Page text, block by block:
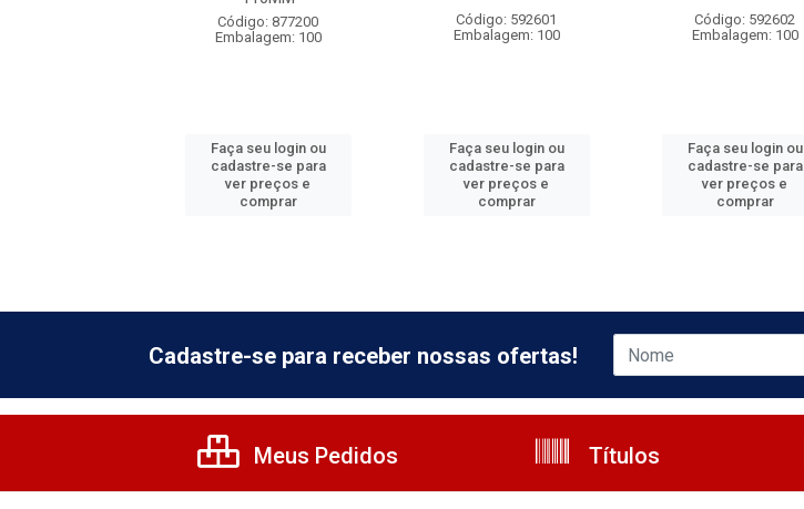
Código: 877200
Embalagem: 100
Faça seu login ou
cadastre-se para
ver preços e
comprar
Código: 592601
Embalagem: 100
Faça seu login ou
cadastre-se para
ver preços e
comprar
Código: 592602
Embalagem: 100
Faça seu login ou
cadastre-se para
ver preços e
comprar
Cadastre-se para receber nossas ofertas!
Meus Pedidos Títulos